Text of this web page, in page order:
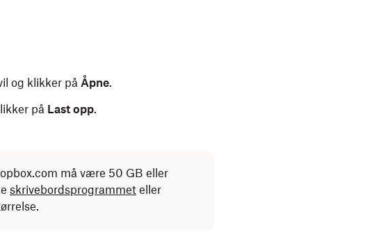
tre enheter
og klikker påÅpne.
på Last opp.
må være 50 GB eller
skrivebordsprogrammet eller